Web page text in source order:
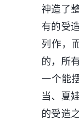
神造了
有的受
列作，
的，所
一个能
当、夏
的受造